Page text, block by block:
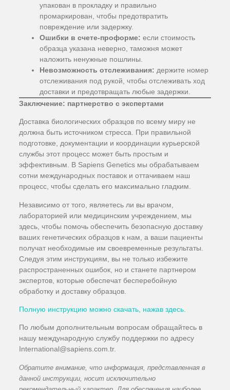
упакован в прокладку и правильно
промаркирован, чтобы предотвратить
повреждение или задержку.
Ошибки в счете-проформе: если стоимость
образца указана неверно, таможня может
наложить ненужные пошлины.
Невозможность отслеживания: держите номер
отслеживания под рукой, чтобы отслеживать ход
доставки и предотвращать любые задержки.
Заключение: партнерство с экспертами
Доставка биологических образцов по всему миру не
должна быть источником стресса. При правильной
подготовке, документации и координации курьерской
службы этот процесс может быть простым и
эффективным. В Sapiens Genetics мы обрабатываем
сотни международных поставок и оттачиваем наш
процесс, чтобы сделать его максимально гладким.
Независимо от того, являетесь ли вы врачом,
лабораторией или медицинским учреждением, мы
здесь, чтобы помочь обеспечить безопасную доставку
ваших генетических образцов к нам, а ваши пациенты
получат необходимые им своевременные результаты.
Следуя этим инструкциям, вы не только избежите
распространенных ошибок, но и станете партнером
экспертов, которые обеспечат бесперебойную
обработку и доставку образцов.
Полную инструкцию можно скачать, нажав здесь.
По любым дополнительным вопросам обращайтесь в
нашу международную службу поддержки по адресу
International@sapiens.com.tr.
Обратите внимание, что информация, представленная в
данной инструкции, носит исключительно